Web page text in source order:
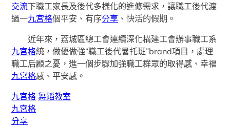
交流下職工家長及後代多樣化的進修需求，讓職工後代渡
過一九宮格個平安、有序分享 、快活的假期。
近年來，荔城區總工會連續深化構建工會辦事職工系
九宮格統，做優做強“職工後代暑托班”brand項目，處理
職工后顧之憂，進一個步驟加強職工群眾的取得感、幸福
九宮格感、平安感。
九宮格 舞蹈教室
九宮格
分享